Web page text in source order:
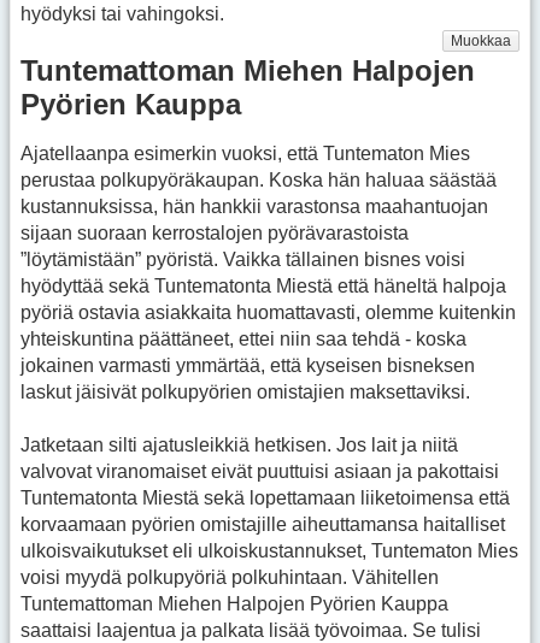
hyödyksi tai vahingoksi.
Muokkaa
Tuntemattoman Miehen Halpojen
Pyörien Kauppa
Ajatellaanpa esimerkin vuoksi, että Tuntematon Mies
perustaa polkupyöräkaupan. Koska hän haluaa säästää
kustannuksissa, hän hankkii varastonsa maahantuojan
sijaan suoraan kerrostalojen pyörävarastoista
”löytämistään” pyöristä. Vaikka tällainen bisnes voisi
hyödyttää sekä Tuntematonta Miestä että häneltä halpoja
pyöriä ostavia asiakkaita huomattavasti, olemme kuitenkin
yhteiskuntina päättäneet, ettei niin saa tehdä - koska
jokainen varmasti ymmärtää, että kyseisen bisneksen
laskut jäisivät polkupyörien omistajien maksettaviksi.
Jatketaan silti ajatusleikkiä hetkisen. Jos lait ja niitä
valvovat viranomaiset eivät puuttuisi asiaan ja pakottaisi
Tuntematonta Miestä sekä lopettamaan liiketoimensa että
korvaamaan pyörien omistajille aiheuttamansa haitalliset
ulkoisvaikutukset eli ulkoiskustannukset, Tuntematon Mies
voisi myydä polkupyöriä polkuhintaan. Vähitellen
Tuntemattoman Miehen Halpojen Pyörien Kauppa
saattaisi laajentua ja palkata lisää työvoimaa. Se tulisi